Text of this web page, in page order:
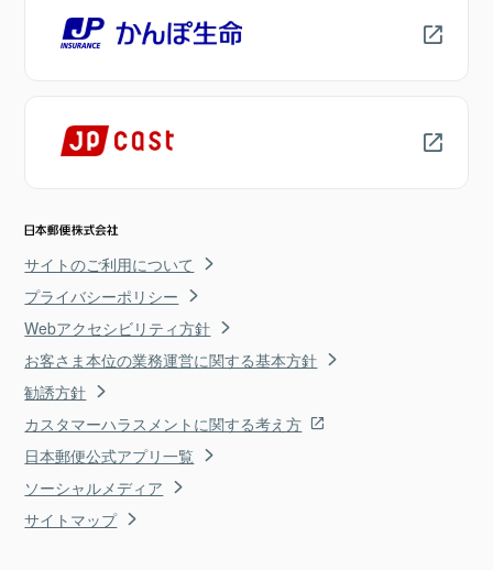
サイトのご利用について
プライバシーポリシー
Webアクセシビリティ方針
お客さま本位の業務運営に関する基本方針
勧誘方針
カスタマーハラスメントに関する考え方
日本郵便公式アプリ一覧
ソーシャルメディア
サイトマップ